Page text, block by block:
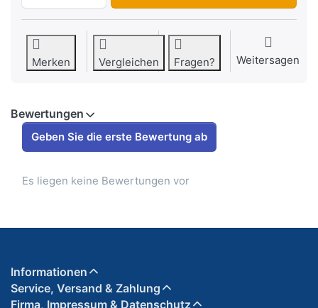
Merken Vergleichen Fragen? Weitersagen
Bewertungen
Geben Sie die erste Bewertung ab
Es liegen keine Bewertungen vor
Informationen
Service, Versand & Zahlung
Firma, Impressum & Datenschutz